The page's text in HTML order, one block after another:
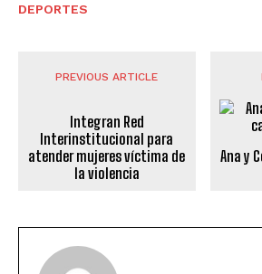
DEPORTES
PREVIOUS ARTICLE
Integran Red
Interinstitucional para
atender mujeres víctima de
la violencia
Ana y